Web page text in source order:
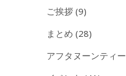
ご挨拶 (9)
まとめ (28)
アフタヌーンティー